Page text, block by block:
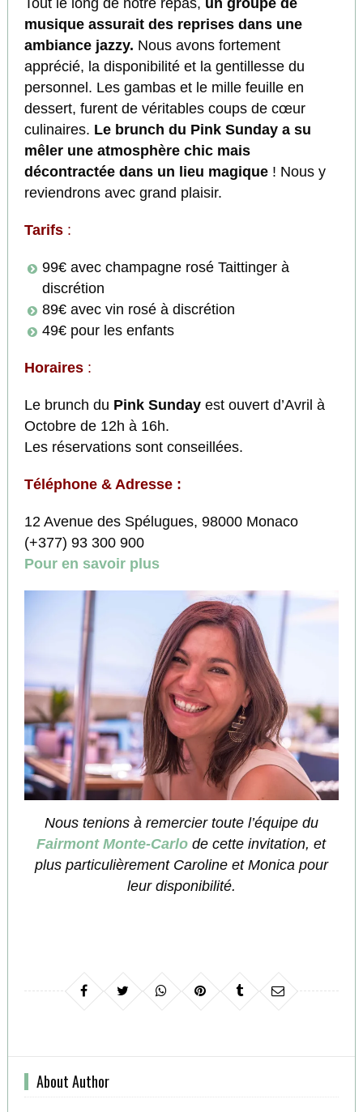
Tout le long de notre repas, un groupe de
musique assurait des reprises dans une
ambiance jazzy. Nous avons fortement
apprécié, la disponibilité et la gentillesse du
personnel. Les gambas et le mille feuille en
dessert, furent de véritables coups de cœur
culinaires. Le brunch du Pink Sunday a su
mêler une atmosphère chic mais
décontractée dans un lieu magique! Nous y
reviendrons avec grand plaisir.
Tarifs:
99€ avec champagne rosé Taittinger à
discrétion
89€ avec vin rosé à discrétion
49€ pour les enfants
Horaires:
Le brunch du Pink Sundayest ouvert d’Avril à
Octobre de 12h à 16h.
Les réservations sont conseillées.
Téléphone & Adresse :
12 Avenue des Spélugues, 98000 Monaco
(+377) 93 300 900
Pour en savoir plus
Nous tenions à remercier toute l’équipe du
Fairmont Monte-Carlo de cette invitation, et
plus particulièrement Caroline et Monica pour
leur disponibilité.
About Author